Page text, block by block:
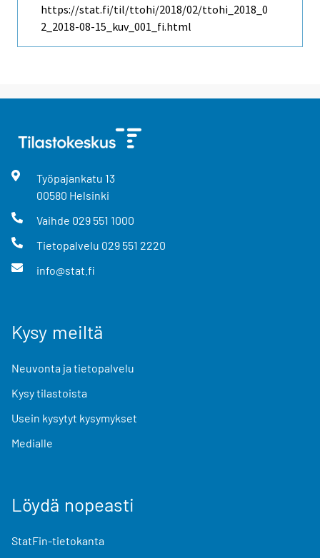
https://stat.fi/til/ttohi/2018/02/ttohi_2018_0
2_2018-08-15_kuv_001_fi.html
Työpajankatu 13
00580 Helsinki
Vaihde 029 551 1000
Tietopalvelu 029 551 2220
info@stat.fi
Kysy meiltä
Neuvonta ja tietopalvelu
Kysy tilastoista
Usein kysytyt kysymykset
Medialle
Löydä nopeasti
StatFin-tietokanta